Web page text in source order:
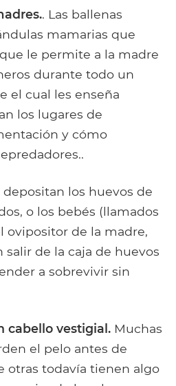
. Las ballenas
mamarias que
le permite a la madre
durante todo un
el cual les enseña
los lugares de
y cómo
los huevos de
o los bebés (llamados
ovipositor de la madre,
salir de la caja de huevos
a sobrevivir sin
cabello vestigial. Muchas
el pelo antes de
otras todavía tienen algo